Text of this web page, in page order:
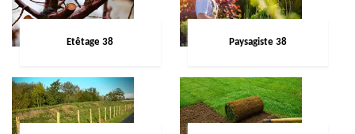
Etêtage 38 Paysagiste 38